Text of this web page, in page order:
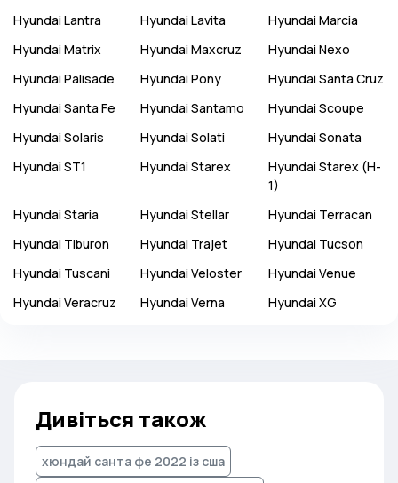
Hyundai Lantra Hyundai Lavita Hyundai Marcia
Hyundai Matrix Hyundai Maxcruz Hyundai Nexo
Hyundai Palisade Hyundai Pony Hyundai Santa Cruz
Hyundai Santa Fe Hyundai Santamo Hyundai Scoupe
Hyundai Solaris Hyundai Solati Hyundai Sonata
Hyundai ST1 Hyundai Starex Hyundai Starex (H-
1)
Hyundai Staria Hyundai Stellar Hyundai Terracan
Hyundai Tiburon Hyundai Trajet Hyundai Tucson
Hyundai Tuscani Hyundai Veloster Hyundai Venue
Hyundai Veracruz Hyundai Verna Hyundai XG
Дивіться також
хюндай санта фе 2022 із сша